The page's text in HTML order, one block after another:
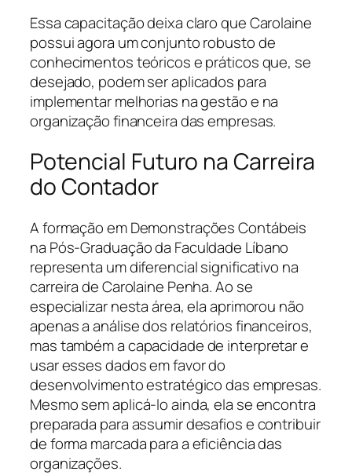
Essa capacitação deixa claro que Carolaine
possui agora um conjunto robusto de
conhecimentos teóricos e práticos que, se
desejado, podem ser aplicados para
implementar melhorias na gestão e na
organização financeira das empresas.
Potencial Futuro na Carreira
do Contador
A formação em Demonstrações Contábeis
na Pós-Graduação da Faculdade Líbano
representa um diferencial significativo na
carreira de Carolaine Penha. Ao se
especializar nesta área, ela aprimorou não
apenas a análise dos relatórios financeiros,
mas também a capacidade de interpretar e
usar esses dados em favor do
desenvolvimento estratégico das empresas.
Mesmo sem aplicá-lo ainda, ela se encontra
preparada para assumir desafios e contribuir
de forma marcada para a eficiência das
organizações.